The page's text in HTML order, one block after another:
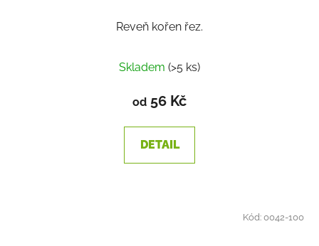
Reveň kořen řez.
Skladem (>5 ks)
od 56 Kč
DETAIL
Kód:0042-100